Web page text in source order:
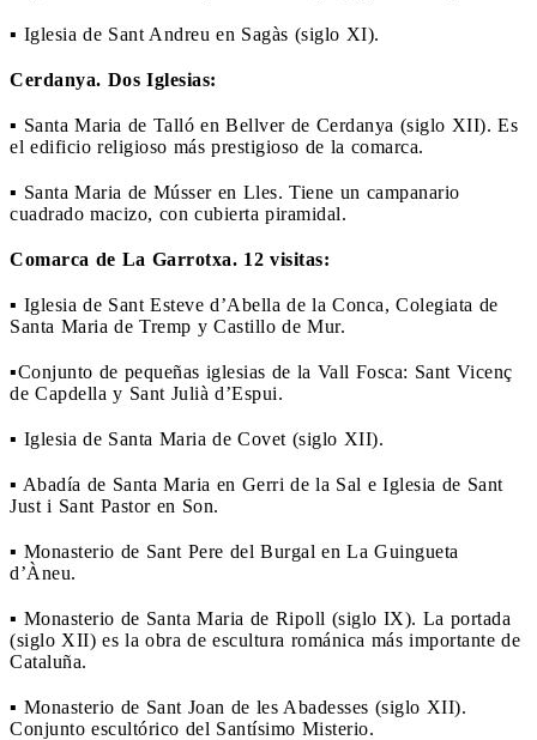
▪ Iglesia de Sant Andreu en Sagàs (siglo XI).
Cerdanya. Dos Iglesias:
▪ Santa Maria de Talló en Bellver de Cerdanya (siglo XII). Es
el edificio religioso más prestigioso de la comarca.
▪ Santa Maria de Músser en Lles. Tiene un campanario
cuadrado macizo, con cubierta piramidal.
Comarca de La Garrotxa. 12 visitas:
▪ Iglesia de Sant Esteve d’Abella de la Conca, Colegiata de
Santa Maria de Tremp y Castillo de Mur.
▪Conjunto de pequeñas iglesias de la Vall Fosca: Sant Vicenç
de Capdella y Sant Julià d’Espui.
▪ Iglesia de Santa Maria de Covet (siglo XII).
▪ Abadía de Santa Maria en Gerri de la Sal e Iglesia de Sant
Just i Sant Pastor en Son.
▪ Monasterio de Sant Pere del Burgal en La Guingueta
d’Àneu.
▪ Monasterio de Santa Maria de Ripoll (siglo IX). La portada
(siglo XII) es la obra de escultura románica más importante de
Cataluña.
▪ Monasterio de Sant Joan de les Abadesses (siglo XII).
Conjunto escultórico del Santísimo Misterio.